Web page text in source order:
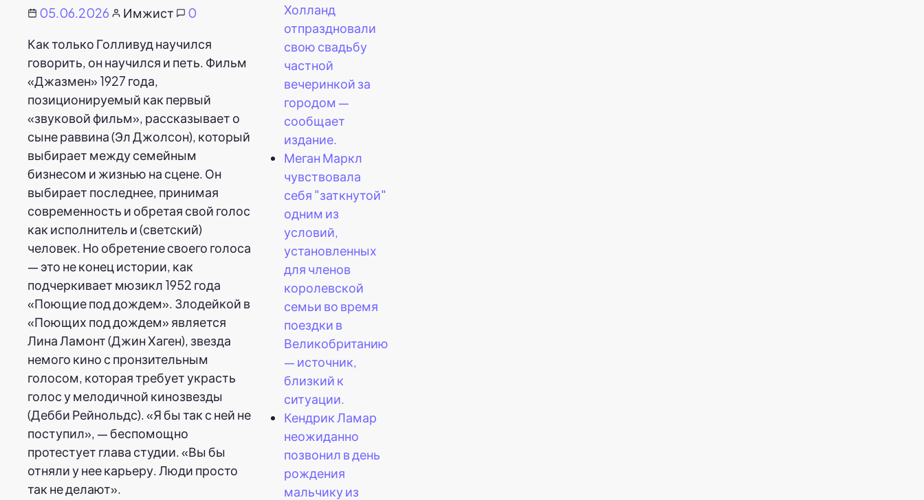
05.06.2026 Имжист
0
Как только Голливуд научился
говорить, он научился и петь. Фильм
«Джазмен» 1927 года,
позиционируемый как первый
«звуковой фильм», рассказывает о
сыне раввина (Эл Джолсон), который
выбирает между семейным
бизнесом и жизнью на сцене. Он
выбирает последнее, принимая
современность и обретая свой голос
как исполнитель и (светский)
человек. Но обретение своего голоса
— это не конец истории, как
подчеркивает мюзикл 1952 года
«Поющие под дождем». Злодейкой в
«Поющих под дождем» является
Лина Ламонт (Джин Хаген), звезда
немого кино с пронзительным
голосом, которая требует украсть
голос у мелодичной кинозвезды
(Дебби Рейнольдс). «Я бы так с ней не
поступил», — беспомощно
протестует глава студии. «Вы бы
отняли у нее карьеру. Люди просто
так не делают».
Холланд
отпраздновали
свою свадьбу
частной
вечеринкой за
городом —
сообщает
издание.
Меган Маркл
чувствовала
себя "заткнутой"
одним из
условий,
установленных
для членов
королевской
семьи во время
поездки в
Великобританию
— источник,
близкий к
ситуации.
Кендрик Ламар
неожиданно
позвонил в день
рождения
мальчику из